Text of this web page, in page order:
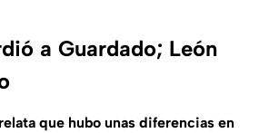
a Guardado; León
que hubo unas diferencias en